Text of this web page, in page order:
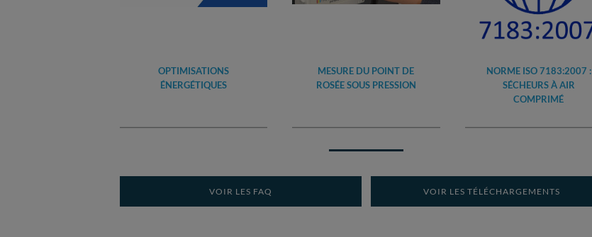
OPTIMISATIONS
ÉNERGÉTIQUES
MESURE DU POINT DE
ROSÉE SOUS PRESSION
NORME ISO 7183:2007 :
SÉCHEURS À AIR
COMPRIMÉ
VOIR LES FAQ VOIR LES TÉLÉCHARGEMENTS